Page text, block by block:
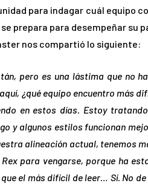
para indagar cuál equipo
prepara para desempeñar su
nos compartió lo siguiente:
pero es una lástima que no
¿qué equipo encuentro más
en estos días. Estoy
y algunos estilos funcionan
alineación actual, tenemos
para vengarse, porque ha
el más difícil de leer… Sí. No